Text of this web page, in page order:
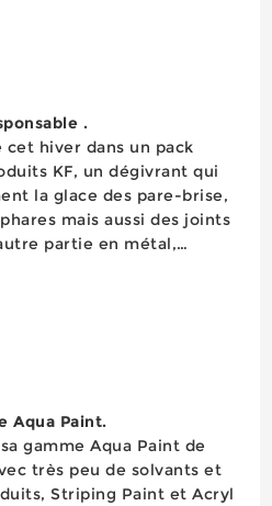
.
cet hiver dans un pack
KF, un dégivrant qui
la glace des pare-brise,
mais aussi des joints
partie en métal,
Aqua Paint.
gamme Aqua Paint de
très peu de solvants et
Striping Paint et Acryl